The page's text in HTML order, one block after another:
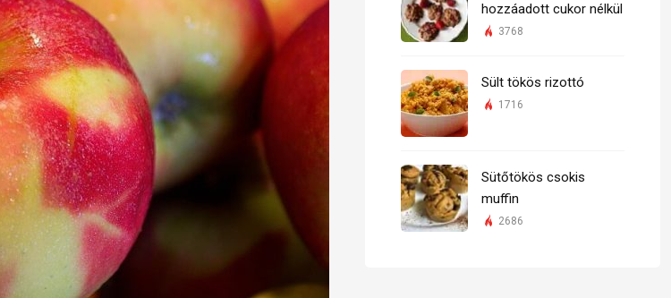
hozzáadott cukor nélkül
3768
Sült tökös rizottó
1716
Sütőtökös csokis
muffin
2686